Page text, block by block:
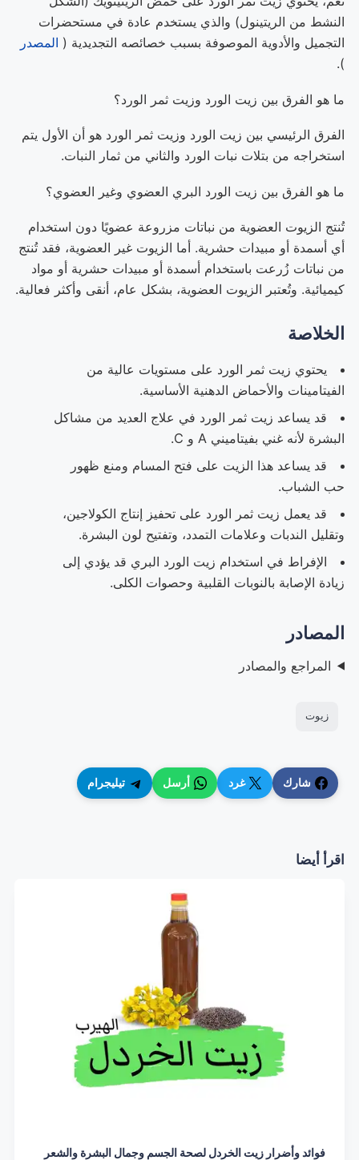
النشط من الريتينول) والذي يستخدم عادة في مستحضرات
التجميل والأدوية الموصوفة بسبب خصائصه التجديدية ( المصدر
).
ما هو الفرق بين زيت الورد وزيت ثمر الورد؟
الفرق الرئيسي بين زيت الورد وزيت ثمر الورد هو أن الأول يتم
استخراجه من بتلات نبات الورد والثاني من ثمار النبات.
ما هو الفرق بين زيت الورد البري العضوي وغير العضوي؟
تُنتج الزيوت العضوية من نباتات مزروعة عضويًا دون استخدام
أي أسمدة أو مبيدات حشرية. أما الزيوت غير العضوية، فقد تُنتج
من نباتات زُرعت باستخدام أسمدة أو مبيدات حشرية أو مواد
كيميائية. وتُعتبر الزيوت العضوية، بشكل عام، أنقى وأكثر فعالية.
الخلاصة
يحتوي زيت ثمر الورد على مستويات عالية من
الفيتامينات والأحماض الدهنية الأساسية.
قد يساعد زيت ثمر الورد في علاج العديد من مشاكل
البشرة لأنه غني بفيتاميني A و C.
قد يساعد هذا الزيت على فتح المسام ومنع ظهور
حب الشباب.
قد يعمل زيت ثمر الورد على تحفيز إنتاج الكولاجين،
وتقليل الندبات وعلامات التمدد، وتفتيح لون البشرة.
الإفراط في استخدام زيت الورد البري قد يؤدي إلى
زيادة الإصابة بالنوبات القلبية وحصوات الكلى.
المصادر
المراجع والمصادر
زيوت
شارك غرد أرسل تيليجرام
اقرأ أيضا
فوائد وأضرار زيت الخردل لصحة الجسم وجمال البشرة والشعر